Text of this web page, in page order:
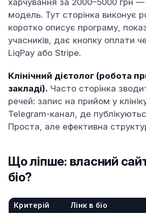
харчування за 2000–5000 грн
модель. Тут сторінка виконує
коротко описує програму,
учасників, дає кнопку оплати
LiqPay або Stripe.
Клінічний дієтолог (робота
закладі). Часто сторінка
речей: запис на прийом у
Telegram-канал, де
Проста, але ефективна
Що ліпше: власний
біо?
Критерій Лінк в біо